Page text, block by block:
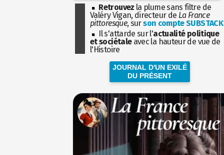
Retrouvez la plume sans filtre de
Valéry Vigan, directeur de La France
pittoresque, surson compte SUBSTACK
Il s'attarde sur l'actualité politique
et sociétaleavec la hauteur de vue de
l'Histoire
JOURNAL D'UN EXILÉ
DU PRÉSENT